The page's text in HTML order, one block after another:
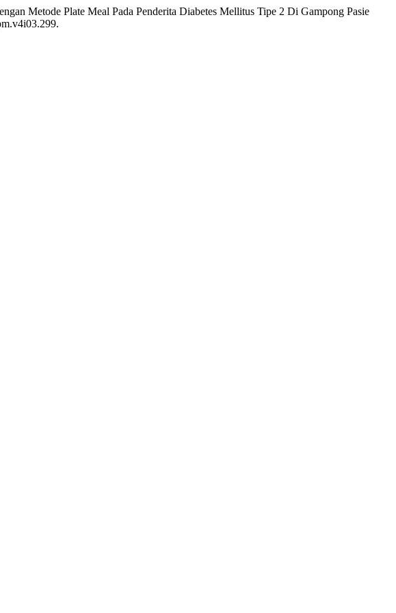
Metode Plate Meal Pada Penderita Diabetes Mellitus Tipe 2 Di Gampong Pasie